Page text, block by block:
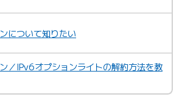
について知りたい
／IPv6オプションライトの解約方法を教